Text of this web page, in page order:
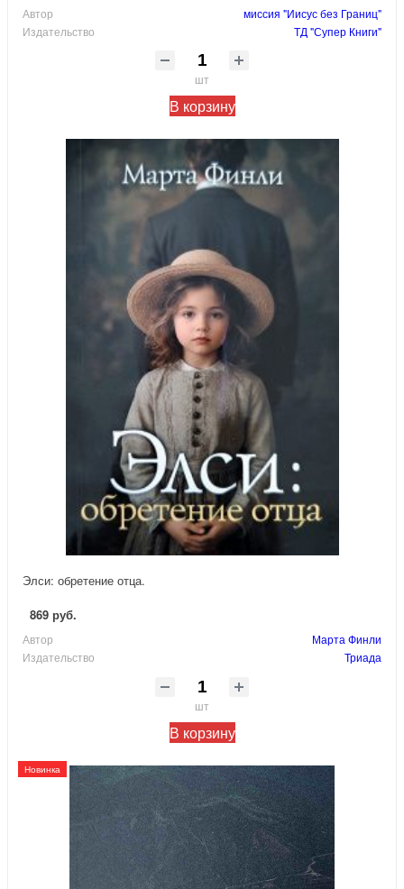
Автор
миссия "Иисус без Границ"
Издательство
ТД "Супер Книги"
шт
В корзину
Элси: обретение отца.
869 руб.
Автор
Марта Финли
Издательство
Триада
шт
В корзину
Новинка